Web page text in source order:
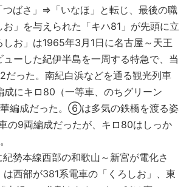
つばさ」⇒「いなほ」と転じ、最後の職
」を与えられた「キハ81」が先頭に立
しお」は1965年3月1日に名古屋～天王
ーした紀伊半島を一周する特急で、当
だった。南紀白浜などを通る観光列車
成にキロ80（一等車、のちグリーン
編成だった。⑥は多気の鉄橋を渡る姿
の9両編成だったが、キロ80はしっか
勢本線西部の和歌山～新宮が電化さ
は西部が381系電車の「くろしお」、東